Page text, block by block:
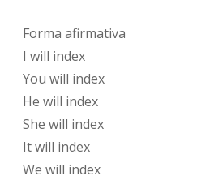
Forma afirmativa
I will index
You will index
He will index
She will index
Itwill index
We will index